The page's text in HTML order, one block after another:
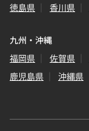
徳島県
香川県
九州・沖縄
福岡県
佐賀県
鹿児島県
沖縄県